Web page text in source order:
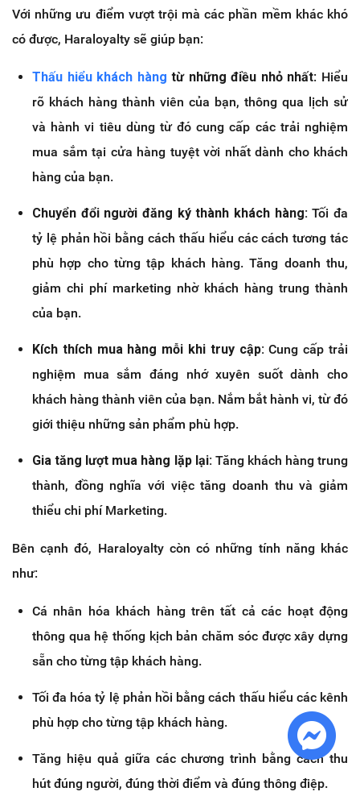
Với những ưu điểm vượt trội mà các phần mềm khác khó
có được, Haraloyalty sẽ giúp bạn:
Thấu hiểu khách hàng từ những điều nhỏ nhất: Hiểu
rõ khách hàng thành viên của bạn, thông qua lịch sử
và hành vi tiêu dùng từ đó cung cấp các trải nghiệm
mua sắm tại cửa hàng tuyệt vời nhất dành cho khách
hàng của bạn.
Chuyển đổi người đăng ký thành khách hàng:Tối đa
tỷ lệ phản hồi bằng cách thấu hiểu các cách tương tác
phù hợp cho từng tập khách hàng. Tăng doanh thu,
giảm chi phí marketing nhờ khách hàng trung thành
của bạn.
Kích thích mua hàng mỗi khi truy cập:Cung cấp trải
nghiệm mua sắm đáng nhớ xuyên suốt dành cho
khách hàng thành viên của bạn. Nắm bắt hành vi, từ đó
giới thiệu những sản phẩm phù hợp.
Gia tăng lượt mua hàng lặp lại: Tăng khách hàng trung
thành, đồng nghĩa với việc tăng doanh thu và giảm
thiểu chi phí Marketing.
Bên cạnh đó, Haraloyalty còn có những tính năng khác
như:
Cá nhân hóa khách hàng trên tất cả các hoạt động
thông qua hệ thống kịch bản chăm sóc được xây dựng
sẵn cho từng tập khách hàng.
Tối đa hóa tỷ lệ phản hồi bằng cách thấu hiểu các kênh
phù hợp cho từng tập khách hàng.
Tăng hiệu quả giữa các chương trình bằng cách thu
hút đúng người, đúng thời điểm và đúng thông điệp.